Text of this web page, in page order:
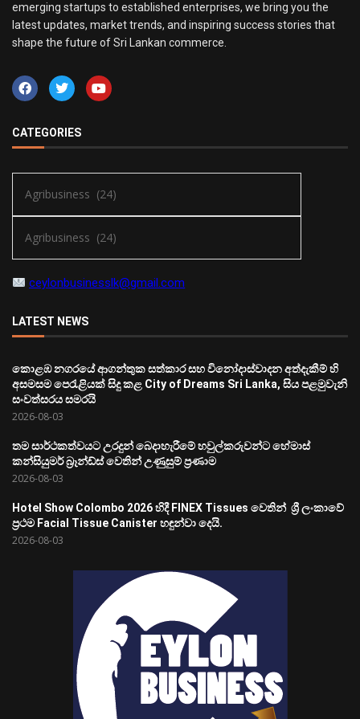
emerging startups to established enterprises, we bring you the
latest updates, market trends, and inspiring success stories that
shape the future of Sri Lankan commerce.
CATEGORIES
ceylonbusinesslk@gmail.com
LATEST NEWS
කොළඹ නගරයේ ආගන්තුක සත්කාර සහ විනෝදාස්වාදන අත්දැකීම් හි
අසමසම පෙරැළියක් සිදු කළ City of Dreams Sri Lanka, සිය පළමුවැනි
සංවත්සරය සමරයි
2026-08-03
තම සාර්ථකත්වයට උරදුන් බෙදාහැරීමේ හවුල්කරුවන්ට හේමාස්
කන්සියුමර් බ්‍රෑන්ඩ්ස් වෙතින් උණුසුම් ප්‍රණාම
2026-08-03
Hotel Show Colombo 2026 හිදී FINEX Tissues වෙතින් ශ්‍රී ලංකාවේ
ප්‍රථම Facial Tissue Canister හඳුන්වා දෙයි.
2026-08-03